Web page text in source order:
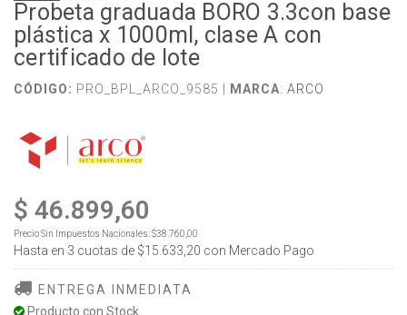
Probeta graduada BORO 3.3con base
plástica x 1000ml, clase A con
certificado de lote
CÓDIGO: PRO_BPL_ARCO_9585 | MARCA: ARCO
$ 46.899,60
Precio Sin Impuestos Nacionales:$38.760,00
Hasta en 3 cuotas de $15.633,20 con Mercado Pago
ENTREGA INMEDIATA
Producto con Stock